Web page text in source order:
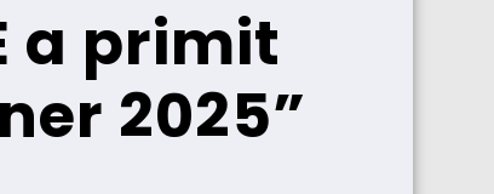
a primit
2025”